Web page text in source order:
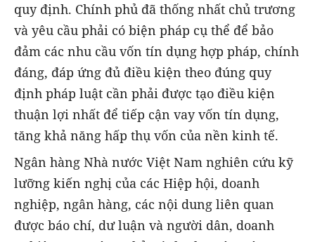
quy định. Chính phủ đã thống nhất chủ trương
và yêu cầu phải có biện pháp cụ thể để bảo
đảm các nhu cầu vốn tín dụng hợp pháp, chính
đáng, đáp ứng đủ điều kiện theo đúng quy
định pháp luật cần phải được tạo điều kiện
thuận lợi nhất để tiếp cận vay vốn tín dụng,
tăng khả năng hấp thụ vốn của nền kinh tế.
Ngân hàng Nhà nước Việt Nam nghiên cứu kỹ
lưỡng kiến nghị của các Hiệp hội, doanh
nghiệp, ngân hàng, các nội dung liên quan
được báo chí, dư luận và người dân, doanh